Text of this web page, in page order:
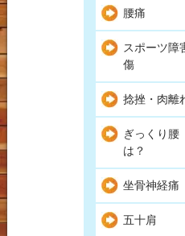
腰痛
スポーツ障
傷
捻挫・肉離
ぎっくり腰
は？
坐骨神経痛
五十肩